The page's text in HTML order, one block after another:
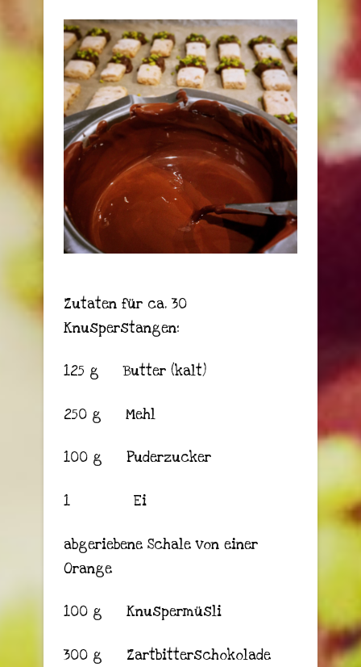
Zutaten für ca. 30
Knusperstangen:
125 g Butter (kalt)
250 g Mehl
100 g Puderzucker
1 Ei
abgeriebene Schale von einer
Orange
100 g Knuspermüsli
300 g Zartbitterschokolade